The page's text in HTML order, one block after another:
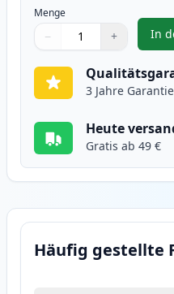
Menge
Verwenden Sie die
− +
1
In
3 Jahre
Heute
Gratis ab 49 €
Häufig gestellte